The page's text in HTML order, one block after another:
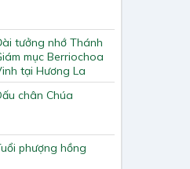
tưởng nhớ Thánh
mục Berriochoa
tại Hương La
chân Chúa
phượng hồng